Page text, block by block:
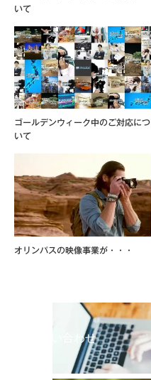
いて
ゴールデンウィーク中のご対応につ
いて
オリンパスの映像事業が・・・
お問い合わせ